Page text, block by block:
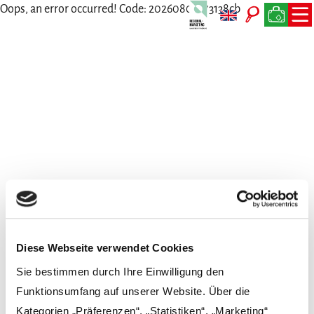
Diese Webseite verwendet Cookies
Sie bestimmen durch Ihre Einwilligung den
Funktionsumfang auf unserer Website. Über die
Kategorien „Präferenzen“, „Statistiken“, „Marketing“
Oops, an error occurred! Code: 20260808173138cbd99a13